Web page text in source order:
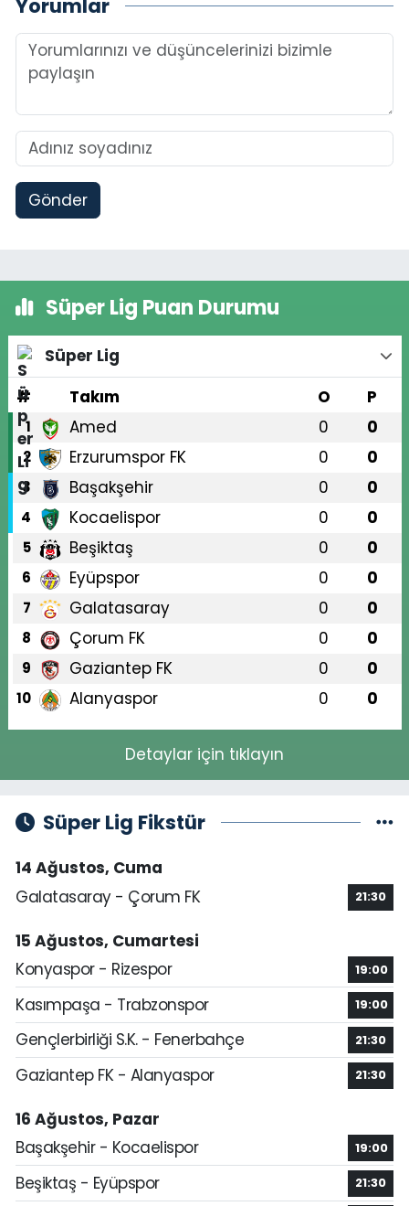
Yorumlar
Gönder
Süper Lig Puan Durumu
Süper Lig
#
Takım O P
1 Amed 0 0
2 Erzurumspor FK 0 0
3 Başakşehir 0 0
4 Kocaelispor 0 0
5 Beşiktaş 0 0
6 Eyüpspor 0 0
7 Galatasaray 0 0
8 Çorum FK 0 0
9 Gaziantep FK 0 0
10 Alanyaspor 0 0
Detaylar için tıklayın
Süper Lig Fikstür
14 Ağustos, Cuma
Galatasaray - Çorum FK
21:30
15 Ağustos, Cumartesi
Konyaspor - Rizespor
19:00
Kasımpaşa - Trabzonspor 19:00
Gençlerbirliği S.K. - Fenerbahçe 21:30
Gaziantep FK - Alanyaspor 21:30
16 Ağustos, Pazar
Başakşehir - Kocaelispor
19:00
Beşiktaş - Eyüpspor 21:30